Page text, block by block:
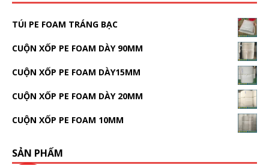
TÚI PE FOAM TRÁNG BẠC
CUỘN XỐP PE FOAM DÀY 90MM
CUỘN XỐP PE FOAM DÀY15MM
CUỘN XỐP PE FOAM DÀY 20MM
CUỘN XỐP PE FOAM 10MM
SẢN PHẨM